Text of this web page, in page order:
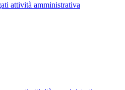
attività amministrativa